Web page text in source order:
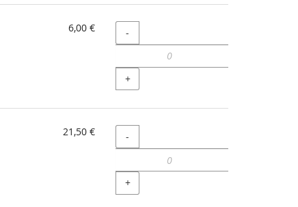
6,00 € Menge
-
+
21,50 € Menge
-
+